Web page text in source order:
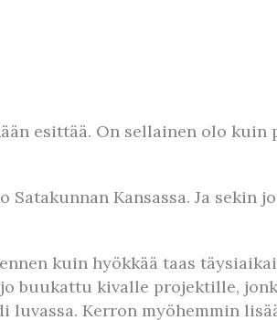
esittää. On sellainen olo kuin
Kansassa. Ja sekin
kuin hyökkää taas
buukattu kivalle projektille,
Kerron myöhemmin